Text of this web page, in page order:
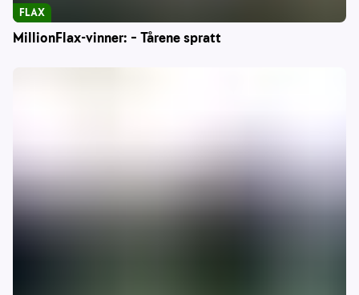
MillionFlax-vinner: – Tårene spratt
FLAX